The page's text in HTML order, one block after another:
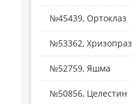
№45439, Ортоклаз
№53362, Хризопраз
№52759, Яшма
№50856, Целестин